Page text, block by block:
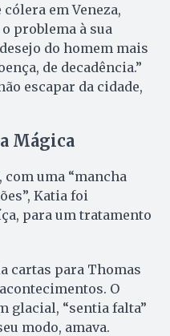
em Veneza,
problema à sua
do homem mais
de decadência.”
escapar da cidade,
Mágica
com uma “mancha
Katia foi
para um tratamento
cartas para Thomas
O
glacial, “sentia falta”
modo, amava.